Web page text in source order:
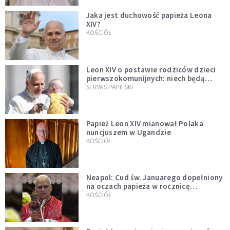
Jaka jest duchowość papieża Leona
XIV?
KOŚCIÓŁ
Leon XIV o postawie rodziców dzieci
pierwszokomunijnych: niech będą
przykładem
SERWIS PAPIESKI
Papież Leon XIV mianował Polaka
nuncjuszem w Ugandzie
KOŚCIÓŁ
Neapol: Cud św. Januarego dopełniony
na oczach papieża w rocznicę
pontyfikatu!
KOŚCIÓŁ